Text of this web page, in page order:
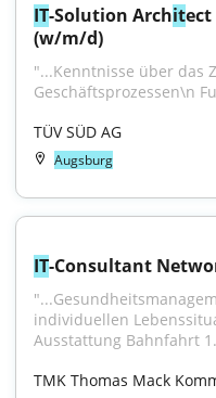
IT-Solution Architect
(w/m/d)
"...Kenntnisse über das
Geschäftsprozessen\n
TÜV SÜD AG
Augsburg
IT-Consultant
individuellen
Ausstattung Bahnfahrt
TMK Thomas Mack